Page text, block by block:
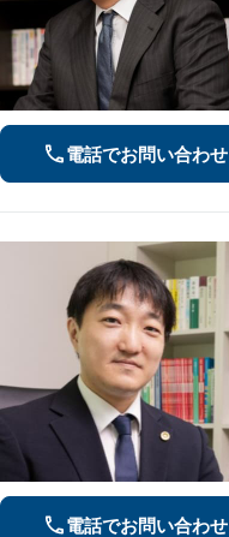
電話でお問い合わせ
電話でお問い合わせ